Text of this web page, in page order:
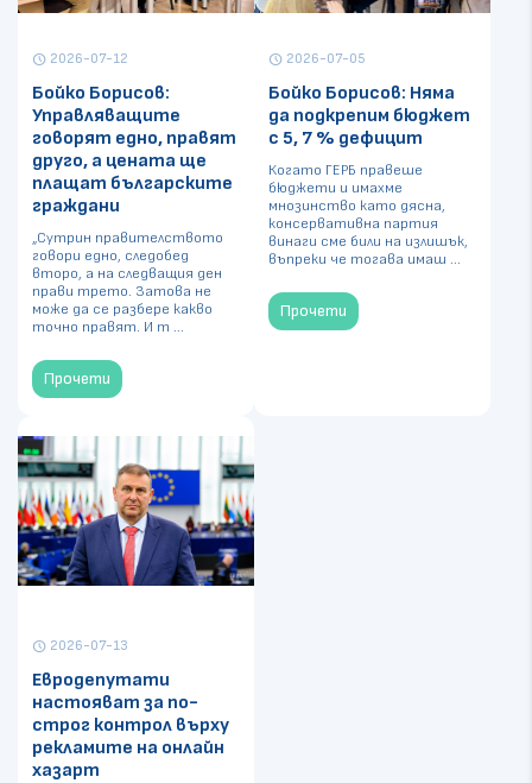
schedule 2026-07-12
Бойко Борисов:
Управляващите
говорят едно, правят
друго, а цената ще
плащат българските
граждани
„Сутрин правителството
говори едно, следобед
второ, а на следващия ден
прави трето. Затова не
може да се разбере какво
точно правят. И т ...
Прочети
schedule 2026-07-05
Бойко Борисов: Няма
да подкрепим бюджет
с 5, 7 % дефицит
Когато ГЕРБ правеше
бюджети и имахме
мнозинство като дясна,
консервативна партия
винаги сме били на излишък,
въпреки че тогава имаш ...
Прочети
schedule 2026-07-13
Евродепутати
настояват за по-
строг контрол върху
рекламите на онлайн
хазарт